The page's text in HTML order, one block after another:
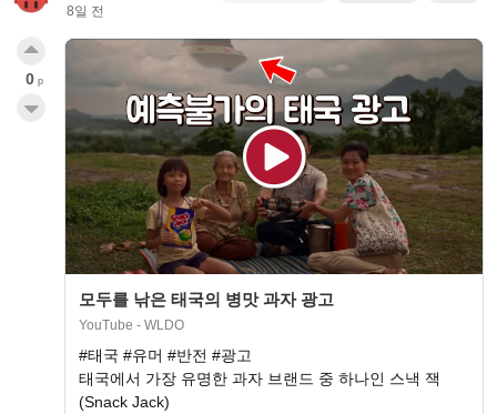
8일 전
모두를 낚은 태국의 병맛 과자 광고
YouTube - WLDO
#태국 #유머 #반전 #광고
태국에서 가장 유명한 과자 브랜드 중 하나인 스낵 잭
(Snack Jack)
0 p